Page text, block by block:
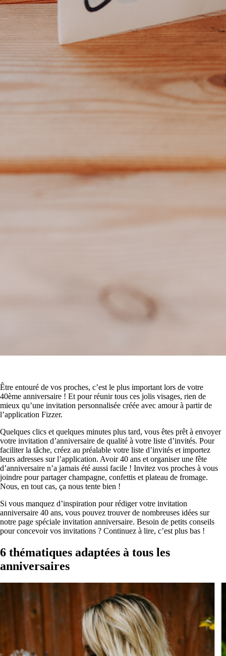
Être entouré de vos proches, c’est le plus important lors de votre
40ème anniversaire ! Et pour réunir tous ces jolis visages, rien de
mieux qu’une invitation personnalisée créée avec amour à partir de
l’application Fizzer.
Quelques clics et quelques minutes plus tard, vous êtes prêt à envoyer
votre invitation d’anniversaire de qualité à votre liste d’invités. Pour
faciliter la tâche, créez au préalable votre liste d’invités et importez
leurs adresses sur l’application. Avoir 40 ans et organiser une fête
d’anniversaire n’a jamais été aussi facile ! Invitez vos proches à vous
joindre pour partager champagne, confettis et plateau de fromage.
Nous, en tout cas, ça nous tente bien !
Si vous manquez d’inspiration pour rédiger votre invitation
anniversaire 40 ans, vous pouvez trouver de nombreuses idées sur
notre page spéciale invitation anniversaire. Besoin de petits conseils
pour concevoir vos invitations ? Continuez à lire, c’est plus bas !
6 thématiques adaptées à tous les
anniversaires